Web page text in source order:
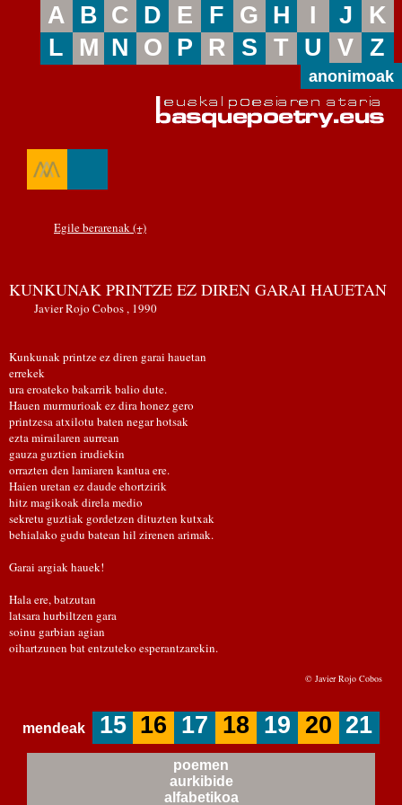
A B C D E F G H I J
K
L
M N O P R S T U V Z
anonimoak
Egile berarenak (+)
KUNKUNAK PRINTZE EZ DIREN GARAI HAUETAN
Javier Rojo Cobos , 1990
Kunkunak printze ez diren garai hauetan
errekek
ura eroateko bakarrik balio dute.
Hauen murmurioak ez dira honez gero
printzesa atxilotu baten negar hotsak
ezta mirailaren aurrean
gauza guztien irudiekin
orrazten den lamiaren kantua ere.
Haien uretan ez daude ehortzirik
hitz magikoak direla medio
sekretu guztiak gordetzen dituzten kutxak
behialako gudu batean hil zirenen arimak.
Garai argiak hauek!
Hala ere, batzutan
latsara hurbiltzen gara
soinu garbian agian
oihartzunen bat entzuteko esperantzarekin.
© Javier Rojo Cobos
mendeak 15 16 17 18 19 20 21
poemen
aurkibide
alfabetikoa